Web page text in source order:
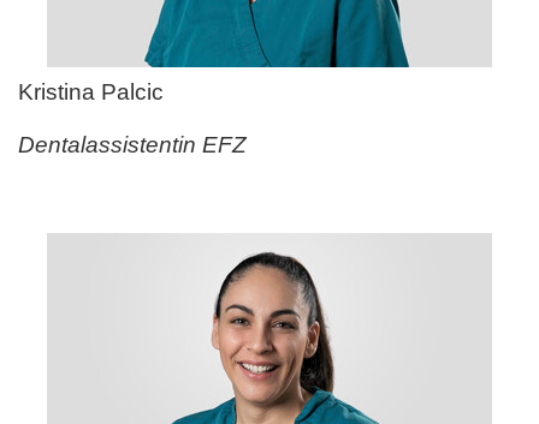
Kristina Palcic
Dentalassistentin EFZ